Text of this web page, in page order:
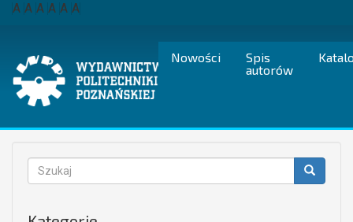
Przejdź
A A A A A A
Nowości
Spis
autorów
Formularz
wyszukiwania